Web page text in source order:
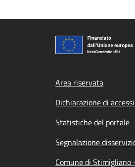
Footer
Area riservata
Dichiarazione di
Statistiche del portale
Segnalazione
Comune di Stimigliano